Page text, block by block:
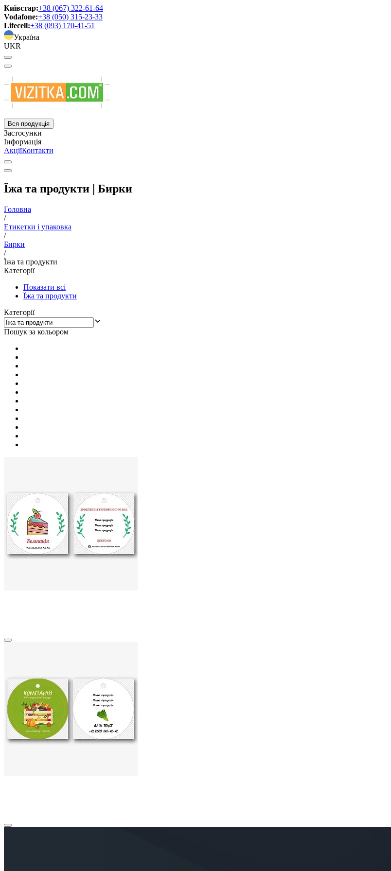
Київстар:+38 (067) 322-61-64
Vodafone:+38 (050) 315-23-33
Lifecell:+38 (093) 170-41-51
Україна
UKR
Вся продукція
Застосунки
Інформація
АкціїКонтакти
Їжа та продукти | Бирки
Головна
/
Етикетки і упаковка
/
Бирки
/
Їжа та продукти
Категорії
Показати всі
Їжа та продукти
Категорії
Пошук за кольором